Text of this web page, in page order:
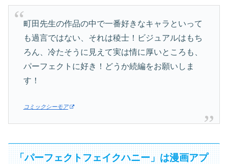
町田先生の作品の中で一番好きなキャラといって
も過言ではない、それは稜士！ビジュアルはもち
ろん、冷たそうに見えて実は情に厚いところも、
パーフェクトに好き！どうか続編をお願いしま
す！
コミックシーモア
「パーフェクトフェイクハニー」は漫画アプ